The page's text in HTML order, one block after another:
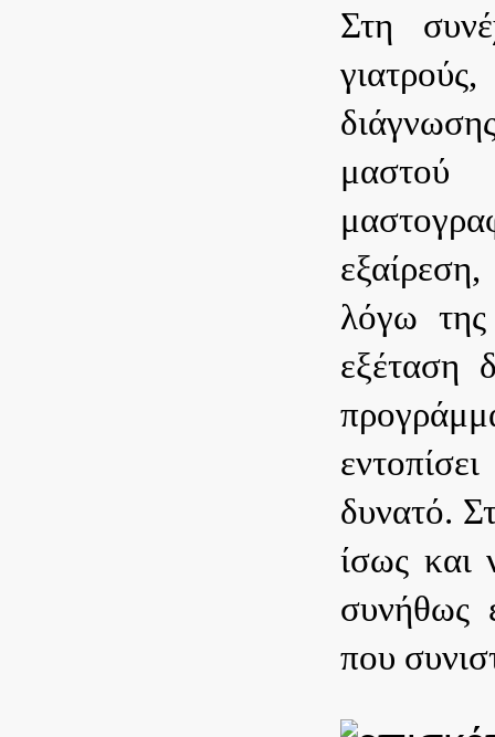
Στη
μαστού
λόγω
εξέταση
δυνατό.
ίσως και
συνήθως
που